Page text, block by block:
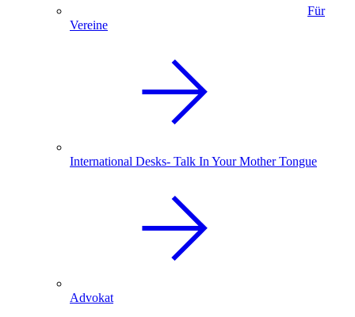
Für
Vereine
International Desks- Talk In Your Mother Tongue
Advokat